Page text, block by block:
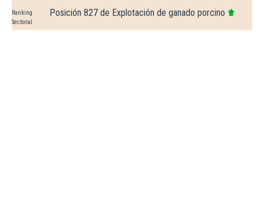
Ranking
Sectorial
Posición 827 de Explotación de ganado porcino